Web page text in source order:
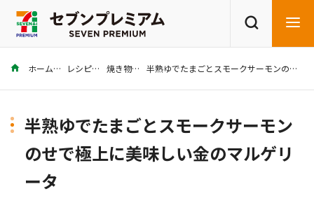
商品を探す レシピを探す
ホーム レシピ 焼き物 半熟ゆでたまごとスモークサーモンのせで極上に美味しい金のマルゲリータ
半熟ゆでたまごとスモークサーモン
のせで極上に美味しい金のマルゲリ
ータ